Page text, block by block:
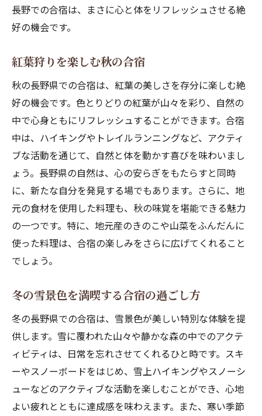
長野での合宿は、まさに心と体をリフレッシュさせる絶
好の機会です。
紅葉狩りを楽しむ秋の合宿
秋の長野県での合宿は、紅葉の美しさを存分に楽しむ絶
好の機会です。色とりどりの紅葉が山々を彩り、自然の
中で心身ともにリフレッシュすることができます。合宿
中は、ハイキングやトレイルランニングなど、アクティ
ブな活動を通じて、自然と体を動かす喜びを味わいまし
ょう。長野県の自然は、心の安らぎをもたらすと同時
に、新たな自分を発見する場でもあります。さらに、地
元の食材を使用した料理も、秋の味覚を堪能できる魅力
の一つです。特に、地元産のきのこや山菜をふんだんに
使った料理は、合宿の楽しみをさらに広げてくれること
でしょう。
冬の雪景色を満喫する合宿の過ごし方
冬の長野県での合宿は、雪景色が美しい特別な体験を提
供します。雪に覆われた山々や静かな森の中でのアクテ
ィビティは、日常を忘れさせてくれるひと時です。スキ
ーやスノーボードをはじめ、雪上ハイキングやスノーシ
ューなどのアクティブな活動を楽しむことができ、心地
よい疲れとともに達成感を味わえます。また、寒い季節